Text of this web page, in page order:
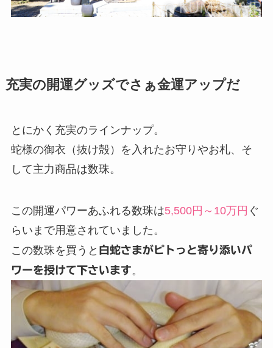
充実の開運グッズでさぁ金運アップだ
とにかく充実のラインナップ。
蛇様の御衣（抜け殻）を入れたお守りやお札、そ
して主力商品は数珠。
この開運パワーあふれる数珠は5,500円～10万円 ぐ
らいまで用意されていました。
この数珠を買うと 白蛇さまがピトっと寄り添いパ
ワーを授けて下さいます。